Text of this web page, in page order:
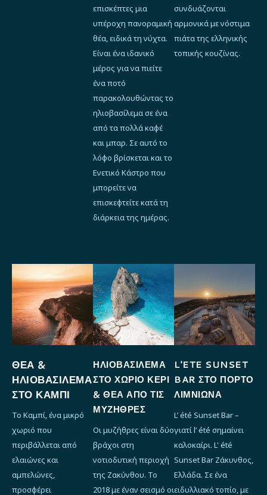
επισκέπτες μια
υπέροχη πανοραμική
θέα, ειδικά τη νύχτα.
Είναι ένα ιδανικό
μέρος για να πιείτε
ένα ποτό
παρακολουθώντας το
ηλιοβασίλεμα σε ένα
από τα πολλά καφέ
και μπαρ. Σε αυτό το
λόφο βρίσκεται και το
Ενετικό Κάστρο που
μπορείτε να
επισκεφτείτε κατά τη
διάρκεια της ημέρας.
συνδυάζονται
αρμονικά με νόστιμα
πιάτα της ελληνικής
τοπικής κουζίνας.
ΘΈΑ &
ΗΛΙΟΒΑΣΊΛΕΜΑ
ΣΤΟ ΚΑΜΠΊ
Το Καμπί, ένα μικρό
χωριό που
περιβάλλεται από
ελαιώνες και
αμπελώνες,
προσφέρει
ΗΛΙΟΒΑΣΊΛΕΜΑ
ΣΤΟ ΧΩΡΙΌ ΚΕΡΊ
& ΘΈΑ ΑΠΌ ΤΙΣ
ΜΥΖΉΘΡΕΣ
Οι μυζήθρες είναι δύο
βράχοι στη
νοτιοδυτική περιοχή
της Ζακύνθου. Το
2018 με έναν σεισμό οι
L'ETE SUNSET
BAR ΣΤΟ ΠΌΡΤΟ
ΛΙΜΝΙΏΝΑ
L’ été Sunset Bar –
γιατί l’ été σημαίνει
καλοκαίρι. L' été
Sunset Bar Ζάκυνθος,
Ελλάδα. Σε ένα
ειδυλλιακό τοπίο, με